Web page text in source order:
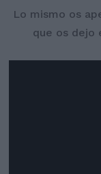
Lo mismo os
que os dejo